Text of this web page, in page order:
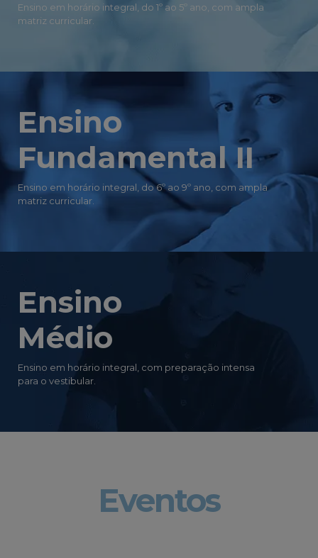
Ensino em horário integral, do 1º ao 5º ano, com ampla
matriz curricular.
Ensino
Fundamental II
Ensino em horário integral, do 6º ao 9º ano, com ampla
matriz curricular.
Ensino
Médio
Ensino em horário integral, com preparação intensa
para o vestibular.
Eventos